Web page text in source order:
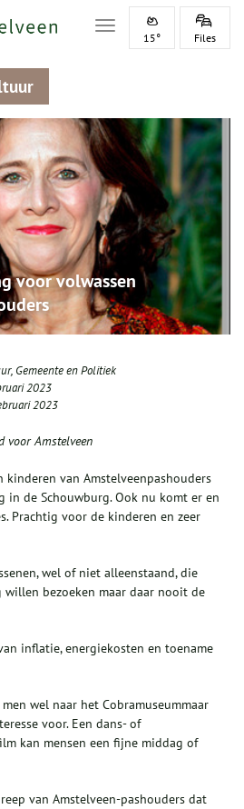
Toggle navigation
15° Files
voor volwassen
, Gemeente en Politiek
2023
2023
voor Amstelveen
kinderen van Amstelveenpashouders
in de Schouwburg. Ook nu komt er en
Prachtig voor de kinderen en zeer
wel of niet alleenstaand, die
bezoeken maar daar nooit de
inflatie, energiekosten en toename
wel naar het Cobramuseummaar
voor. Een dans- of
kan mensen een fijne middag of
van Amstelveen-pashouders dat